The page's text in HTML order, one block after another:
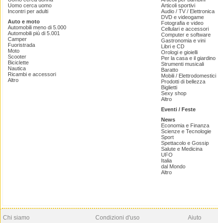
Uomo cerca uomo
Incontri per adulti
Auto e moto
Automobili meno di 5.000
Automobili più di 5.001
Camper
Fuoristrada
Moto
Scooter
Biciclette
Nautica
Ricambi e accessori
Altro
Articoli sportivi
Audio / TV / Elettronica
DVD e videogame
Fotografia e video
Cellulari e accessori
Computer e software
Gastronomia e vini
Libri e CD
Orologi e gioielli
Per la casa e il giardino
Strumenti musicali
Baratto
Mobili / Elettrodomestici
Prodotti di bellezza
Biglietti
Sexy shop
Altro
Eventi / Feste
News
Economia e Finanza
Scienze e Tecnologie
Sport
Spettacolo e Gossip
Salute e Medicina
UFO
Italia
dal Mondo
Altro
Chi siamo
Condizioni d'uso
Aiuto